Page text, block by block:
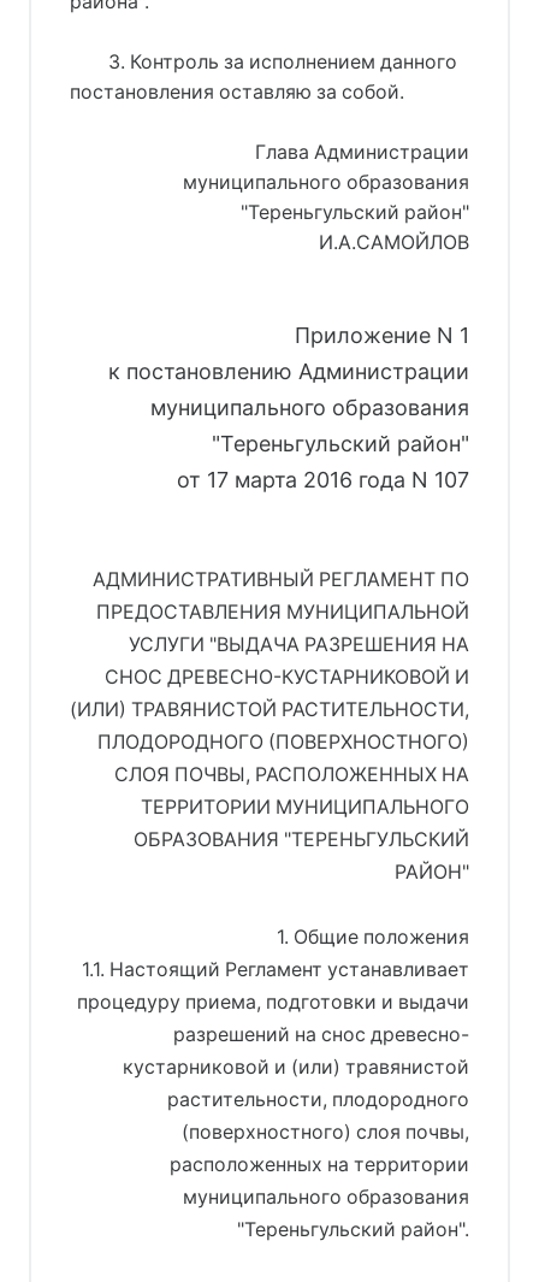
3. Контроль за исполнением данного
постановления оставляю за собой.
Глава Администрации
муниципального образования
"Тереньгульский район"
И.А.САМОЙЛОВ
Приложение N 1
к постановлению Администрации
муниципального образования
"Тереньгульский район"
от 17 марта 2016 года N 107
АДМИНИСТРАТИВНЫЙ РЕГЛАМЕНТ ПО
ПРЕДОСТАВЛЕНИЯ МУНИЦИПАЛЬНОЙ
УСЛУГИ "ВЫДАЧА РАЗРЕШЕНИЯ НА
СНОС ДРЕВЕСНО-КУСТАРНИКОВОЙ И
(ИЛИ) ТРАВЯНИСТОЙ РАСТИТЕЛЬНОСТИ,
ПЛОДОРОДНОГО (ПОВЕРХНОСТНОГО)
СЛОЯ ПОЧВЫ, РАСПОЛОЖЕННЫХ НА
ТЕРРИТОРИИ МУНИЦИПАЛЬНОГО
ОБРАЗОВАНИЯ "ТЕРЕНЬГУЛЬСКИЙ
РАЙОН"
1. Общие положения
1.1. Настоящий Регламент устанавливает
процедуру приема, подготовки и выдачи
разрешений на снос древесно-
кустарниковой и (или) травянистой
растительности, плодородного
(поверхностного) слоя почвы,
расположенных на территории
муниципального образования
"Тереньгульский район".